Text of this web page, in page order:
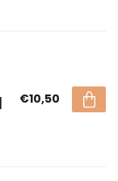
€10,50